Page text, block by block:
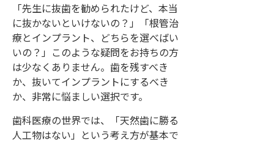
「先生に抜歯を勧められたけど、本当
に抜かないといけないの？」「根管治
療とインプラント、どちらを選べばい
いの？」このような疑問をお持ちの方
は少なくありません。歯を残すべき
か、抜いてインプラントにするべき
か、非常に悩ましい選択です。
歯科医療の世界では、「天然歯に勝る
人工物はない」という考え方が基本で